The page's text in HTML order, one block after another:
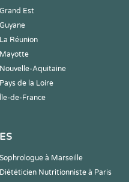
Grand Est
Guyane
La Réunion
Mayotte
Nouvelle-Aquitaine
Pays de la Loire
Île-de-France
Sophrologue à Marseille
Diététicien Nutritionniste à Paris